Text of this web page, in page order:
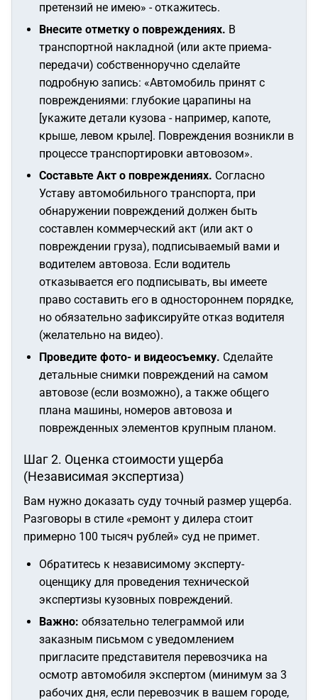
претензий не имею» - откажитесь.
Внесите отметку о повреждениях. В
транспортной накладной (или акте приема-
передачи) собственноручно сделайте
подробную запись: «Автомобиль принят с
повреждениями: глубокие царапины на
[укажите детали кузова - например, капоте,
крыше, левом крыле]. Повреждения возникли в
процессе транспортировки автовозом».
Составьте Акт о повреждениях. Согласно
Уставу автомобильного транспорта, при
обнаружении повреждений должен быть
составлен коммерческий акт (или акт о
повреждении груза), подписываемый вами и
водителем автовоза. Если водитель
отказывается его подписывать, вы имеете
право составить его в одностороннем порядке,
но обязательно зафиксируйте отказ водителя
(желательно на видео).
Проведите фото- и видеосъемку. Сделайте
детальные снимки повреждений на самом
автовозе (если возможно), а также общего
плана машины, номеров автовоза и
поврежденных элементов крупным планом.
Шаг 2. Оценка стоимости ущерба
(Независимая экспертиза)
Вам нужно доказать суду точный размер ущерба.
Разговоры в стиле «ремонт у дилера стоит
примерно 100 тысяч рублей» суд не примет.
Обратитесь к независимому эксперту-
оценщику для проведения технической
экспертизы кузовных повреждений.
Важно: обязательно телеграммой или
заказным письмом с уведомлением
пригласите представителя перевозчика на
осмотр автомобиля экспертом (минимум за 3
рабочих дня, если перевозчик в вашем городе,